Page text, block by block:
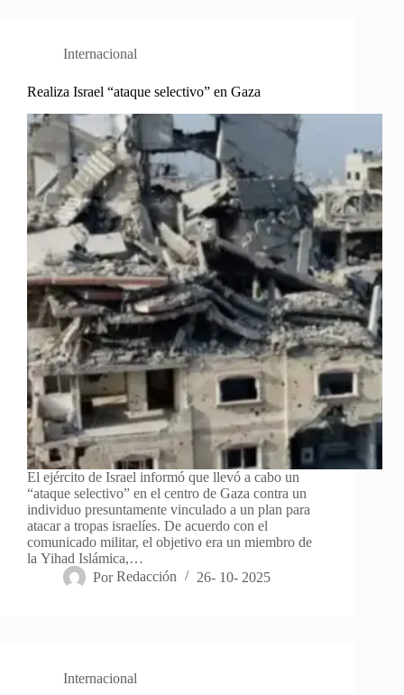
Internacional
Realiza Israel “ataque selectivo” en Gaza
El ejército de Israel informó que llevó a cabo un
“ataque selectivo” en el centro de Gaza contra un
individuo presuntamente vinculado a un plan para
atacar a tropas israelíes. De acuerdo con el
comunicado militar, el objetivo era un miembro de
la Yihad Islámica,…
Por Redacción 26- 10- 2025
Internacional